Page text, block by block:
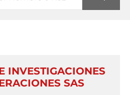
INVESTIGACIONES
SAS